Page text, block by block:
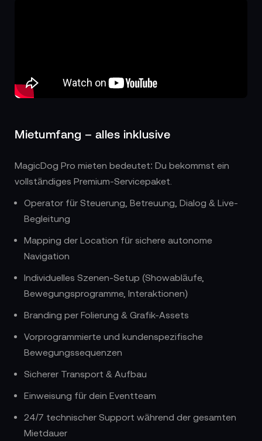
Mietumfang – alles inklusive
MagicDog Pro mieten bedeutet: Du bekommst ein
vollständiges Premium-Servicepaket.
Operator für Steuerung, Betreuung, Dialog & Live-
Begleitung
Mapping der Location für sichere autonome
Navigation
Individuelles Szenen-Setup (Showabläufe,
Bewegungsprogramme, Interaktionen)
Branding per Folierung & Grafik-Assets
Vorprogrammierte und kundenspezifische
Bewegungssequenzen
Sicherer Transport & Aufbau
Einweisung für dein Eventteam
24/7 technischer Support während der gesamten
Mietdauer